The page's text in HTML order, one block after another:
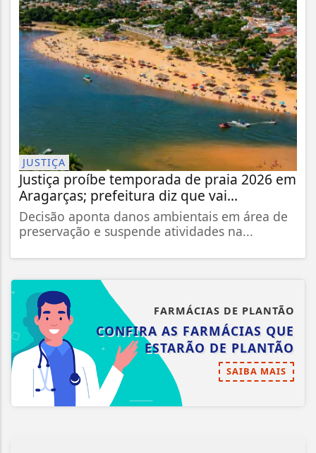
JUSTIÇA
Justiça proíbe temporada de praia 2026 em
Aragarças; prefeitura diz que vai...
Decisão aponta danos ambientais em área de
preservação e suspende atividades na...
FARMÁCIAS DE PLANTÃO
CONFIRA AS FARMÁCIAS QUE
ESTARÃO DE PLANTÃO
SAIBA MAIS